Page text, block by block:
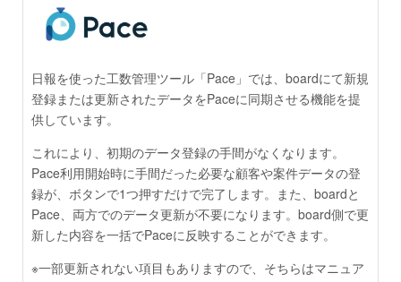
日報を使った工数管理ツール「Pace」では、boardにて新規
登録または更新されたデータをPaceに同期させる機能を提
供しています。
これにより、初期のデータ登録の手間がなくなります。
Pace利用開始時に手間だった必要な顧客や案件データの登
録が、ボタンで1つ押すだけで完了します。また、boardと
Pace、両方でのデータ更新が不要になります。board側で更
新した内容を一括でPaceに反映することができます。
※一部更新されない項目もありますので、そちらはマニュア